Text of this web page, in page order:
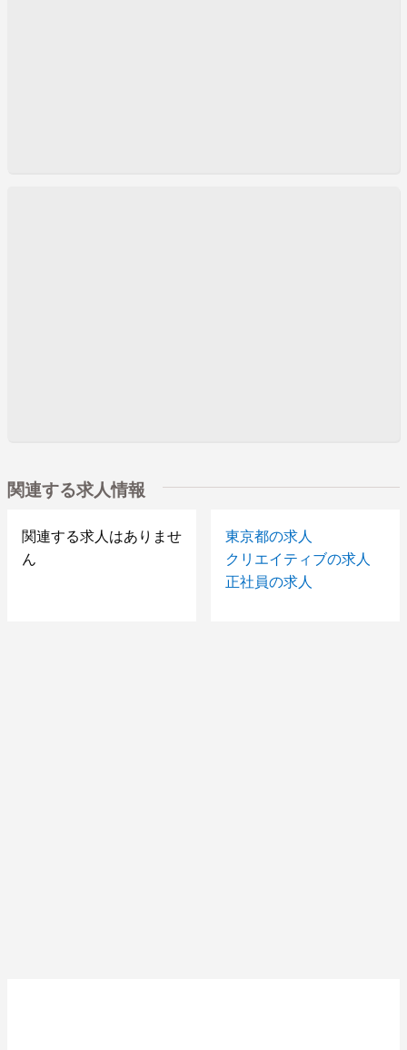
関連する求人情報
関連する求人はありませ
ん
東京都の求人
クリエイティブの求人
正社員の求人